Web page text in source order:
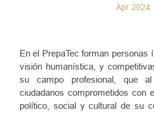
Apr 2024
En el PrepaTec forman personas
visión humanística, y
su campo profesional, que
ciudadanos comprometidos con
político, social y cultural de su